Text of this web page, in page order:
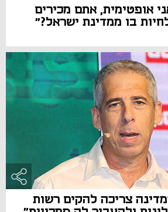
אופטימית, אתם מכירים
בו ממדינת ישראל?"
צריכה להקים רשות